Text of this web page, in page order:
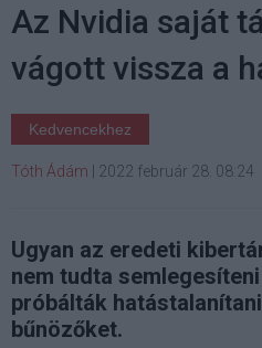
Az Nvidia saját
vágott vissza a
Kedvencekhez
Tóth Ádám 2022 február 28. 08:24
Ugyan az eredeti
nem tudta
próbálták
bűnözőket.